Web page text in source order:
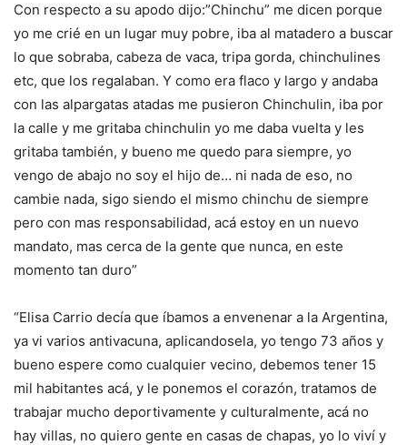
Con respecto a su apodo dijo:”Chinchu” me dicen porque
yo me crié en un lugar muy pobre, iba al matadero a buscar
lo que sobraba, cabeza de vaca, tripa gorda, chinchulines
etc, que los regalaban. Y como era flaco y largo y andaba
con las alpargatas atadas me pusieron Chinchulin, iba por
la calle y me gritaba chinchulin yo me daba vuelta y les
gritaba también, y bueno me quedo para siempre, yo
vengo de abajo no soy el hijo de… ni nada de eso, no
cambie nada, sigo siendo el mismo chinchu de siempre
pero con mas responsabilidad, acá estoy en un nuevo
mandato, mas cerca de la gente que nunca, en este
momento tan duro”
“Elisa Carrio decía que íbamos a envenenar a la Argentina,
ya vi varios antivacuna, aplicandosela, yo tengo 73 años y
bueno espere como cualquier vecino, debemos tener 15
mil habitantes acá, y le ponemos el corazón, tratamos de
trabajar mucho deportivamente y culturalmente, acá no
hay villas, no quiero gente en casas de chapas, yo lo viví y